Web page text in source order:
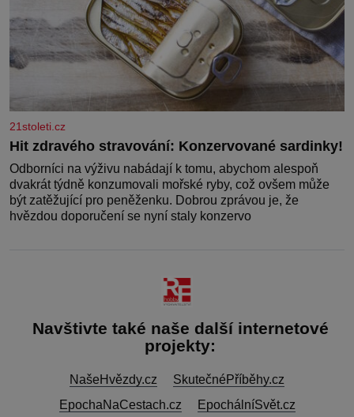
21stoleti.cz
Hit zdravého stravování: Konzervované sardinky!
Odborníci na výživu nabádají k tomu, abychom alespoň
dvakrát týdně konzumovali mořské ryby, což ovšem může
být zatěžující pro peněženku. Dobrou zprávou je, že
hvězdou doporučení se nyní staly konzervo
Navštivte také naše další internetové
projekty:
NašeHvězdy.cz
SkutečnéPříběhy.cz
EpochaNaCestach.cz
EpochálníSvět.cz